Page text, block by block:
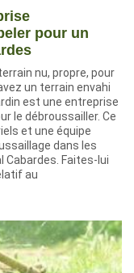
pour un
nu, propre, pour
un terrain envahi
est une entreprise
le débroussailler. Ce
et une équipe
dans les
Cabardes. Faites-lui
au